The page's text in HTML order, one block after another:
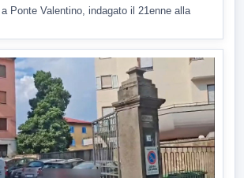
a Ponte Valentino, indagato il 21enne alla